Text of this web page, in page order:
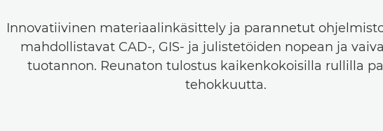
Innovatiivinen materiaalinkäsittely ja parannetut
mahdollistavat CAD-, GIS- ja julistetöiden nopean ja
tuotannon. Reunaton tulostus kaikenkokoisilla rullilla
tehokkuutta.